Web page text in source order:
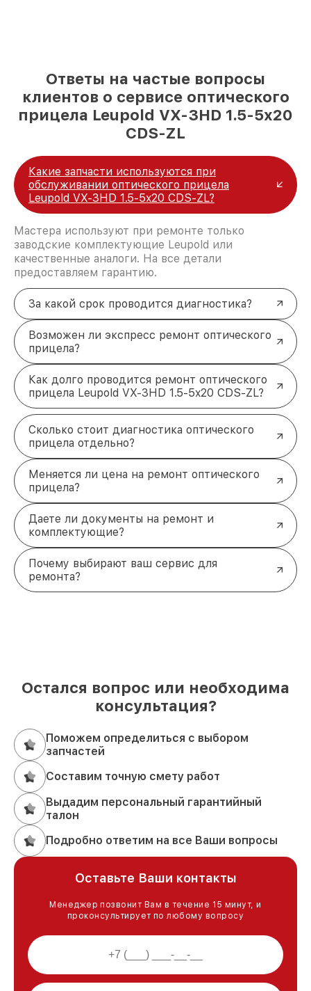
Ответы на частые вопросы
клиентов о сервисе оптического
прицела Leupold VX-3HD 1.5-5x20
CDS-ZL
Какие запчасти используются при
обслуживании оптического прицела
Leupold VX-3HD 1.5-5x20 CDS-ZL?
Мастера используют при ремонте только
заводские комплектующие Leupold или
качественные аналоги. На все детали
предоставляем гарантию.
За какой срок проводится диагностика?
Возможен ли экспресс ремонт оптического
прицела?
Как долго проводится ремонт оптического
прицела Leupold VX-3HD 1.5-5x20 CDS-ZL?
Сколько стоит диагностика оптического
прицела отдельно?
Меняется ли цена на ремонт оптического
прицела?
Даете ли документы на ремонт и
комплектующие?
Почему выбирают ваш сервис для
ремонта?
Остался вопрос или необходима
консультация?
Поможем определиться с выбором
запчастей
Составим точную смету работ
Выдадим персональный гарантийный
талон
Подробно ответим на все Ваши вопросы
Оставьте Ваши контакты
Менеджер позвонит Вам в течение 15 минут, и
проконсультирует по любому вопросу